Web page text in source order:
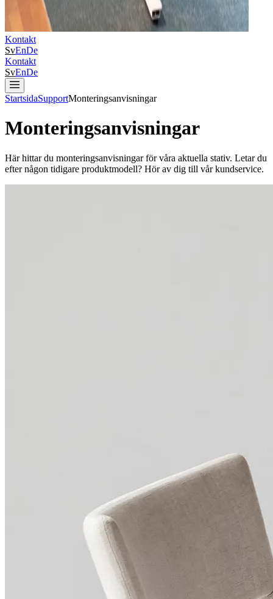
Kontakt
SvEnDe
Kontakt
SvEnDe
StartsidaSupportMonteringsanvisningar
Monteringsanvisningar
Här hittar du monteringsanvisningar för våra aktuella stativ. Letar du
efter någon tidigare produktmodell? Hör av dig till vår kundservice.